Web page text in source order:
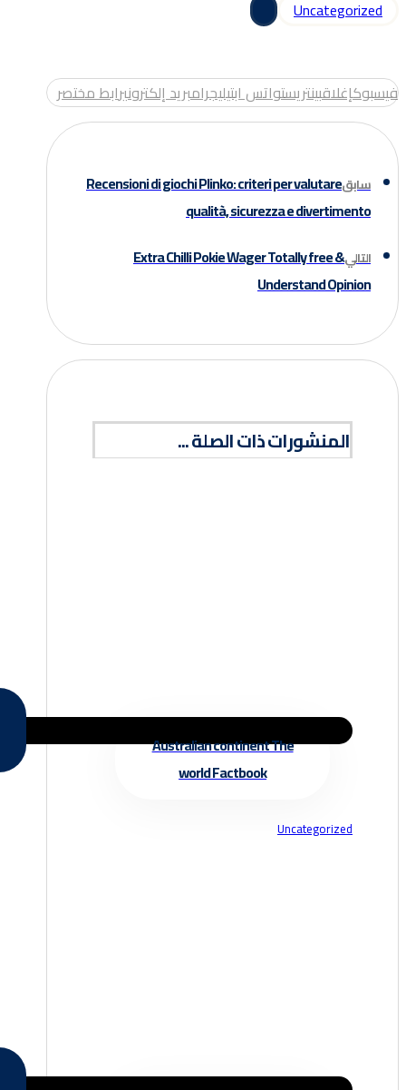
Uncategorized
فيسبوكإغلاقبينتريستواتس ابتيليجرامبريد إلكترونيرابط مختصر
سابقRecensioni di giochi Plinko: criteri per valutare
qualità, sicurezza e divertimento
التاليExtra Chilli Pokie Wager Totally free &
Understand Opinion
المنشورات ذات الصلة ...
Australian continent The
world Factbook
Uncategorized